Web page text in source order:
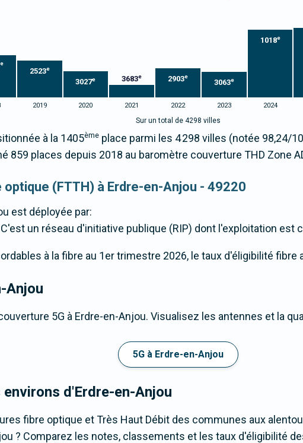
e
2523e
3027e 3683e 2903e
3063e
1018e
2019 2020 2021 2022 2023 2024
Sur un total de 4298 villes
à la 1405ème place parmi les 4 298 villes (notée 98,24/
859 places depuis 2018 au baromètre couverture THD Zone
optique (FTTH) à Erdre-en-Anjou - 49220
est déployée par:
un réseau d'initiative publique (RIP) dont l'exploitation est
à la fibre au 1er trimestre 2026, le taux d'éligibilité fibre
Anjou
5G à Erdre-en-Anjou. Visualisez les antennes et la
5G à Erdre-en-Anjou
d'Erdre-en-Anjou
fibre optique et Très Haut Débit des communes aux
? Comparez les notes, classements et les taux d'éligibilité